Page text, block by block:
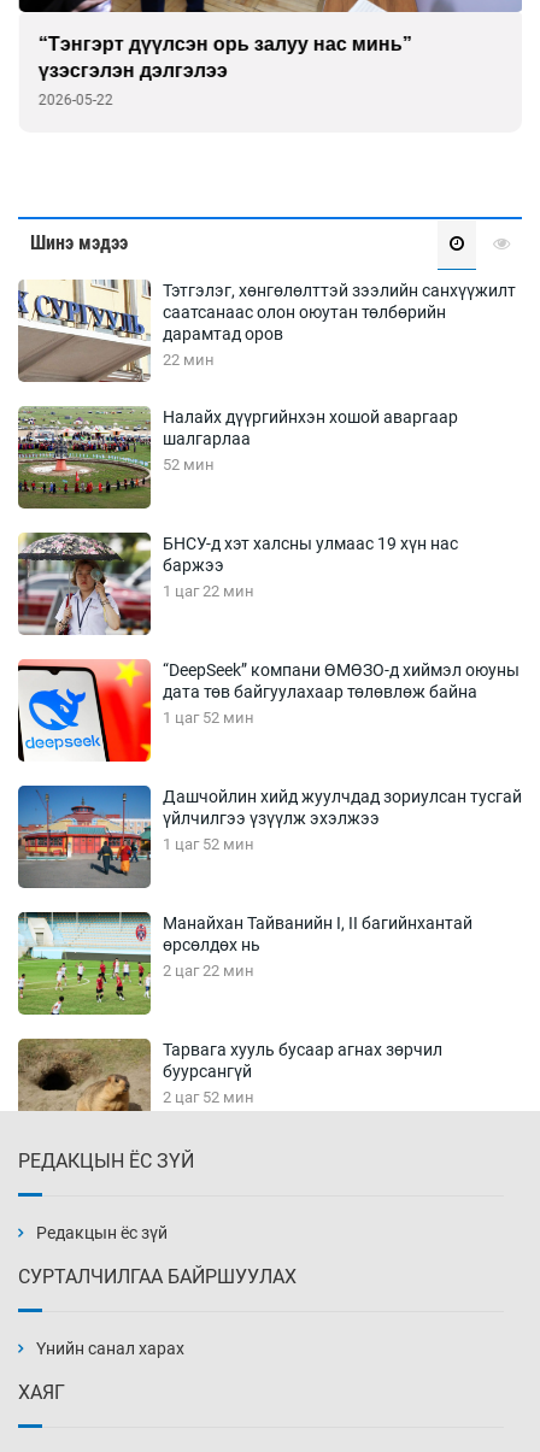
“Тэнгэрт дүүлсэн орь залуу нас минь”
үзэсгэлэн дэлгэлээ
2026-05-22
Шинэ мэдээ
Тэтгэлэг, хөнгөлөлттэй зээлийн санхүүжилт
саатсанаас олон оюутан төлбөрийн
дарамтад оров
22 мин
Налайх дүүргийнхэн хошой аваргаар
шалгарлаа
52 мин
БНСУ-д хэт халсны улмаас 19 хүн нас
баржээ
1 цаг 22 мин
“DeepSeek” компани ӨМӨЗО-д хиймэл оюуны
дата төв байгуулахаар төлөвлөж байна
1 цаг 52 мин
Дашчойлин хийд жуулчдад зориулсан тусгай
үйлчилгээ үзүүлж эхэлжээ
1 цаг 52 мин
Манайхан Тайванийн I, II багийнхантай
өрсөлдөх нь
2 цаг 22 мин
Тарвага хууль бусаар агнах зөрчил
буурсангүй
2 цаг 52 мин
3 цаг 22 мин
3 цаг 52 мин
РЕДАКЦЫН ЁС ЗҮЙ
Редакцын ёс зүй
СУРТАЛЧИЛГАА БАЙРШУУЛАХ
Үнийн санал харах
ХАЯГ